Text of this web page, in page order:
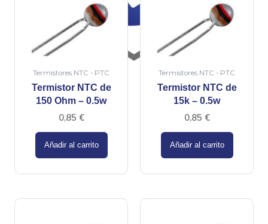
Termistores NTC - PTC
Termistor NTC de
150 Ohm – 0.5w
0,85 €
Añadir al carrito
Termistores NTC - PTC
Termistor NTC de
15k – 0.5w
0,85 €
Añadir al carrito